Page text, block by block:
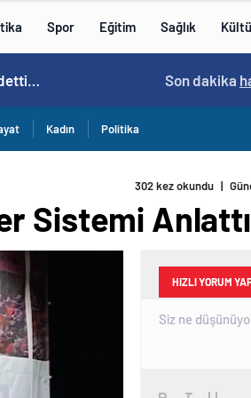
Spor Eğitim Sağlık
09:14 /
Son dakika
Kadın Politika
302 kez okundu |
Sistemi
HIZLI YORUM